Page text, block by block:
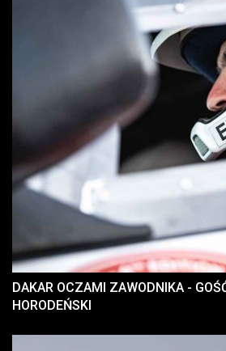
DAKAR OCZAMI ZAWODNIKA -
HORODEŃSKI